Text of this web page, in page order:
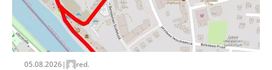
Zapamiętaj moje dane w tej przeglądarce podczas
pisania kolejnych komentarzy.
05.08.2026| red.